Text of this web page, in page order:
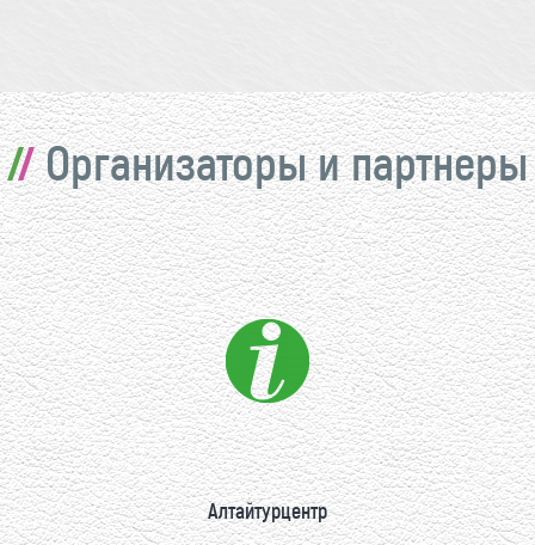
Организаторы и партнеры
Алтайтурцентр